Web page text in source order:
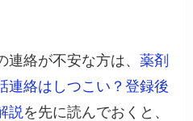
連絡が不安な方は、薬剤
連絡はしつこい？登録後
説を先に読んでおくと、